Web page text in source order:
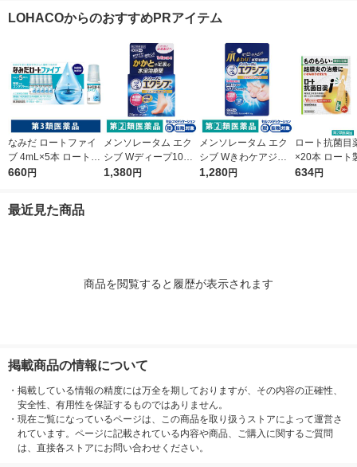
頭痛 オリジナル【第1
LOHACOからのおすすめPRアイテム
なみだ ロートファイ
ブ 4mL×5本 ロート製
薬 目薬 乾き目 疲れ目
660円
メンソレータム エク
シブ Wディープ10ク
リーム ロート製薬★
1,380円
メンソレータム エク
シブ Wきわケアジェ
ル 15g ロート製薬 ★
1,280円
ロート抗菌目
×20本 ロート
薬 ものもらい
634円
最近見た商品
商品を閲覧すると履歴が表示されます
掲載商品の情報について
・ 掲載している情報の精度には万全を期しておりますが、その内容の正確性、
安全性、有用性を保証するものではありません。
・ 現在ご覧になっているページは、この商品を取り扱うストアによって運営さ
れています。ページに記載されている内容や商品、ご購入に関するご質問
は、直接各ストアにお問い合わせください。